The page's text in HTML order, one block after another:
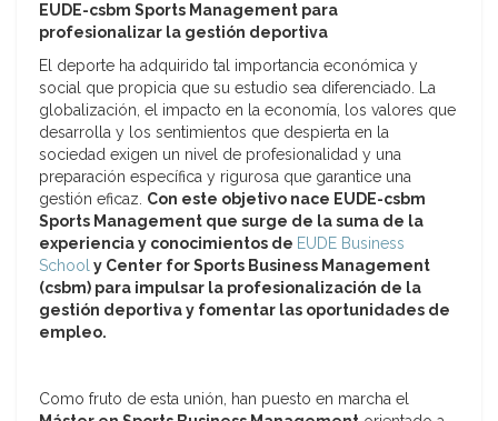
EUDE-csbm Sports Management para
profesionalizar la gestión deportiva
El deporte ha adquirido tal importancia económica y
social que propicia que su estudio sea diferenciado. La
globalización, el impacto en la economía, los valores que
desarrolla y los sentimientos que despierta en la
sociedad exigen un nivel de profesionalidad y una
preparación específica y rigurosa que garantice una
gestión eficaz. Con este objetivo nace EUDE-csbm
Sports Management que surge de la suma de la
experiencia y conocimientos de EUDE Business
Schooly Center for Sports Business Management
(csbm) para impulsar la profesionalización de la
gestión deportiva y fomentar las oportunidades de
empleo.
Como fruto de esta unión, han puesto en marcha el